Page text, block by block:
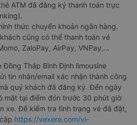
ATM đã đăng ký thanh toán trực
thức chuyển khoản ngân hàng.
cũng có thể thanh toán vé
ZaloPay, AirPay, VNPay,…
Đồng Tháp Bình Định limousine
tin nhắn/email xác nhận thành công
quý khách đã đăng ký. Đến ngày
mặt tại điểm đón trước 30 phút giờ
xe. Để kiểm tra tình trạng vé đã đặt,
https://vexere.com/vi-